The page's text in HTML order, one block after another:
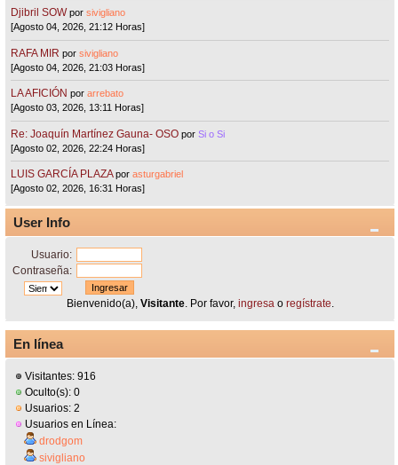
Djibril SOW porsivigliano
[Agosto 04, 2026, 21:12 Horas]
RAFA MIR porsivigliano
[Agosto 04, 2026, 21:03 Horas]
LA AFICIÓN porarrebato
[Agosto 03, 2026, 13:11 Horas]
Re: Joaquín Martínez Gauna- OSO porSi o Si
[Agosto 02, 2026, 22:24 Horas]
LUIS GARCÍA PLAZA porasturgabriel
[Agosto 02, 2026, 16:31 Horas]
User Info
Usuario:
Contraseña:
Bienvenido(a), Visitante. Por favor, ingresao regístrate.
En línea
Visitantes: 916
Oculto(s): 0
Usuarios: 2
Usuarios en Línea:
drodgom
sivigliano